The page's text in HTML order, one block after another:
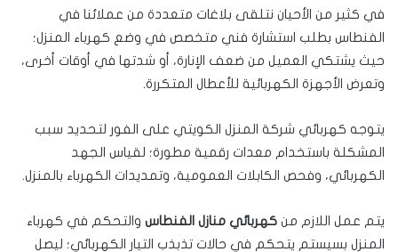
في كثير من الأحيان نتلقى بلاغات متعددة من عملائنا في
الفنطاس بطلب استشارة فني متخصص في وضع كهرباء المنزل؛
حيث يشتكي العميل من ضعف الإنارة، أو شدتها في أوقات أخرى،
وتعرض الأجهزة الكهربائية للأعطال المتكررة.
يتوجه كهربائي شركة المنزل الكويتي على الفور لتحديد سبب
المشكلة باستخدام معدات رقمية مطورة؛ لقياس الجهد
الكهربائي، وفحص الكابلات العمومية، وتمديدات الكهرباء بالمنزل.
يتم عمل اللازم من كهربائي منازل الفنطاس والتحكم في كهرباء
المنزل بسيستم يتحكم في حالات تذبذب التيار الكهربائي؛ ليصل